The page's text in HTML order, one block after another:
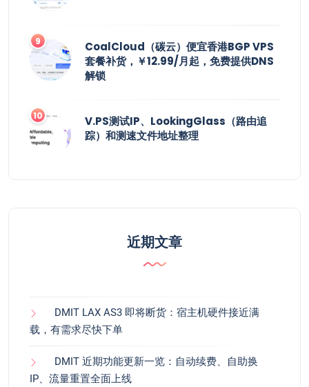
CoalCloud（碳云）便宜香港BGP VPS
套餐补货，￥12.99/月起，免费提供DNS
解锁
V.PS测试IP、LookingGlass（路由追
踪）和测速文件地址整理
近期文章
DMIT LAX AS3 即将断货：宿主机硬件接近满
载，有需求尽快下单
DMIT 近期功能更新一览：自动续费、自助换
IP、流量重置全面上线